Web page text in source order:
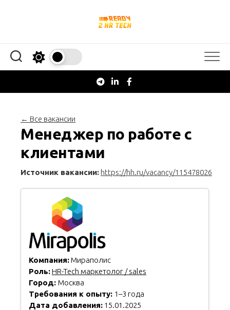
← Все вакансии
Менеджер по работе с
клиентами
Источник вакансии: https://hh.ru/vacancy/115478026
Компания:Мираполис
Роль:HR-Tech маркетолог / sales
Город: Москва
Требования к опыту: 1–3 года
Дата добавления: 15.01.2025